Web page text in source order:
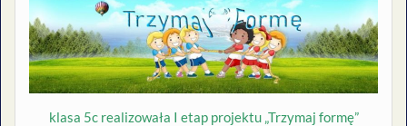
klasa 5c realizowała I etap projektu „Trzymaj formę”